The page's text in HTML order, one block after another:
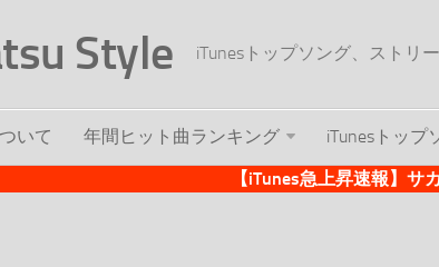
Style iTunesトップソング、ストリ
いて 年間ヒット曲ランキング iTunesトップ
【iTunes急上昇速報】